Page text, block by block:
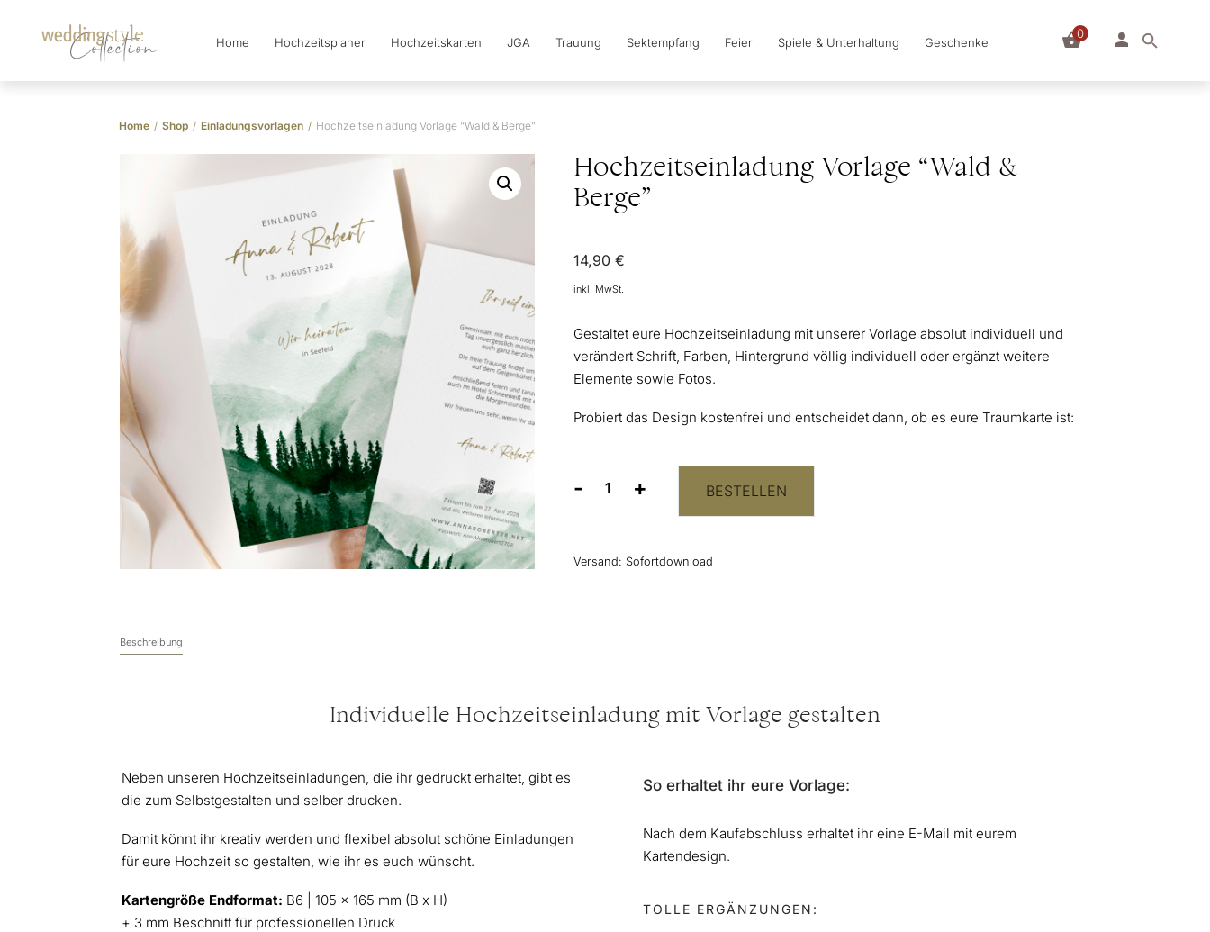
Collection Home Hochzeitsplaner Hochzeitskarten JGA Trauung Sektempfang Feier Spiele & Unterhaltung Geschenke
0
Home / Shop / Einladungsvorlagen / Hochzeitseinladung Vorlage “Wald & Berge”
Hochzeitseinladung Vorlage “Wald &
Berge”
14,90€
inkl. MwSt.
Gestaltet eure Hochzeitseinladung mit unserer Vorlage absolut individuell und
verändert Schrift, Farben, Hintergrund völlig individuell oder ergänzt weitere
Elemente sowie Fotos.
Probiert das Design kostenfrei und entscheidet dann, ob es eure Traumkarte ist:
-
Hochzeitseinladung
&
+ BESTELLEN
Versand: Sofortdownload
Beschreibung
Individuelle Hochzeitseinladung mit Vorlage gestalten
Neben unseren Hochzeitseinladungen, die ihr gedruckt erhaltet, gibt es
die zum Selbstgestalten und selber drucken.
Damit könnt ihr kreativ werden und flexibel absolut schöne Einladungen
für eure Hochzeit so gestalten, wie ihr es euch wünscht.
Kartengröße Endformat: B6 | 105 x 165 mm (B x H)
+ 3 mm Beschnitt für professionellen Druck
So erhaltet ihr eure Vorlage:
Nach dem Kaufabschluss erhaltet ihr eine E-Mail mit eurem
Kartendesign.
TOLLE ERGÄNZUNGEN: